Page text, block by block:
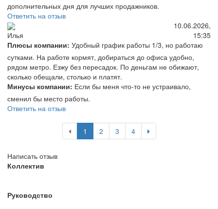
дополнительных дня для лучших продажников.
Ответить на отзыв
Илья
10.06.2026,
15:35
Плюсы компании: Удобный график работы 1/3, но работаю
сутками. На работе кормят, добираться до офиса удобно,
рядом метро. Езжу без пересадок. По деньгам не обижают,
сколько обещали, столько и платят.
Минусы компании: Если бы меня что-то не устраивало,
сменил бы место работы.
Ответить на отзыв
1 2 3 4
Написать отзыв
Коллектив
Руководство